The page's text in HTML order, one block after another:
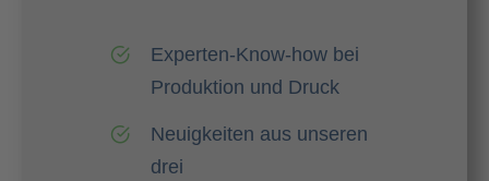
Experten-Know-how bei
Produktion und Druck
Neuigkeiten aus unseren
drei